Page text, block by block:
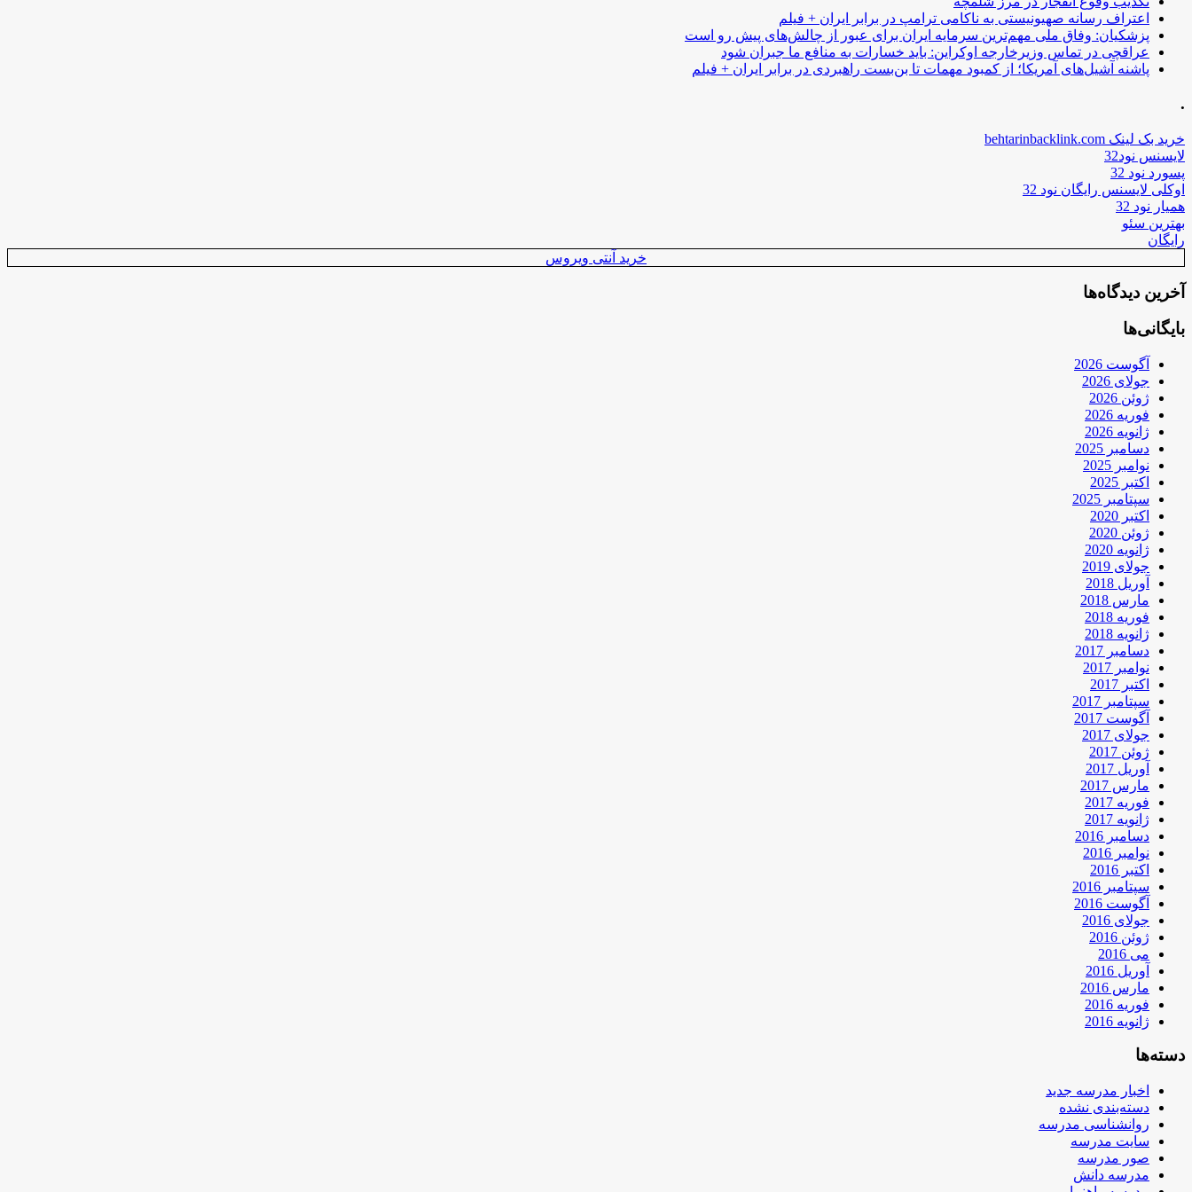
اعتراف رسانه صهیونیستی به ناکامی ترامپ در برابر ایران + فیلم
پزشکیان: وفاق ملی مهم‌ترین سرمایه ایران برای عبور از چالش‌های پیش رو است
عراقچی در تماس وزیرخارجه اوکراین: باید خسارات به منافع ما جبران شود
پاشنه آشیل‌های آمریکا؛ از کمبود مهمات تا بن‌بست راهبردی در برابر ایران + فیلم
.
خرید بک لینک behtarinbacklink.com
لایسنس نود32
پسورد نود 32
اوکلی لایسنس رایگان نود 32
همیار نود 32
بهترین سئو
رایگان
خرید آنتی ویروس
آخرین دیدگاه‌ها
بایگانی‌ها
آگوست 2026
جولای 2026
ژوئن 2026
فوریه 2026
ژانویه 2026
دسامبر 2025
نوامبر 2025
اکتبر 2025
سپتامبر 2025
اکتبر 2020
ژوئن 2020
ژانویه 2020
جولای 2019
آوریل 2018
مارس 2018
فوریه 2018
ژانویه 2018
دسامبر 2017
نوامبر 2017
اکتبر 2017
سپتامبر 2017
آگوست 2017
جولای 2017
ژوئن 2017
آوریل 2017
مارس 2017
فوریه 2017
ژانویه 2017
دسامبر 2016
نوامبر 2016
اکتبر 2016
سپتامبر 2016
آگوست 2016
جولای 2016
ژوئن 2016
می 2016
آوریل 2016
مارس 2016
فوریه 2016
ژانویه 2016
دسته‌ها
اخبار مدرسه جدید
دسته‌بندی نشده
روانشناسی مدرسه
سایت مدرسه
صور مدرسه
مدرسه دانش